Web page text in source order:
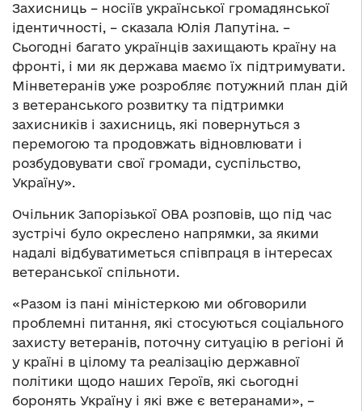
Захисниць – носіїв української громадянської
ідентичності, – сказала Юлія Лапутіна. –
Сьогодні багато українців захищають країну на
фронті, і ми як держава маємо їх підтримувати.
Мінветеранів уже розробляє потужний план дій
з ветеранського розвитку та підтримки
захисників і захисниць, які повернуться з
перемогою та продовжать відновлювати і
розбудовувати свої громади, суспільство,
Україну».
Очільник Запорізької ОВА розповів, що під час
зустрічі було окреслено напрямки, за якими
надалі відбуватиметься співпраця в інтересах
ветеранської спільноти.
«Разом із пані міністеркою ми обговорили
проблемні питання, які стосуються соціального
захисту ветеранів, поточну ситуацію в регіоні й
у країні в цілому та реалізацію державної
політики щодо наших Героїв, які сьогодні
боронять Україну і які вже є ветеранами», –